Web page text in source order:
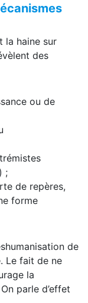
la haine sur
des
ou de
;
de repères,
forme
de
Le fait de ne
la
parle d’effet